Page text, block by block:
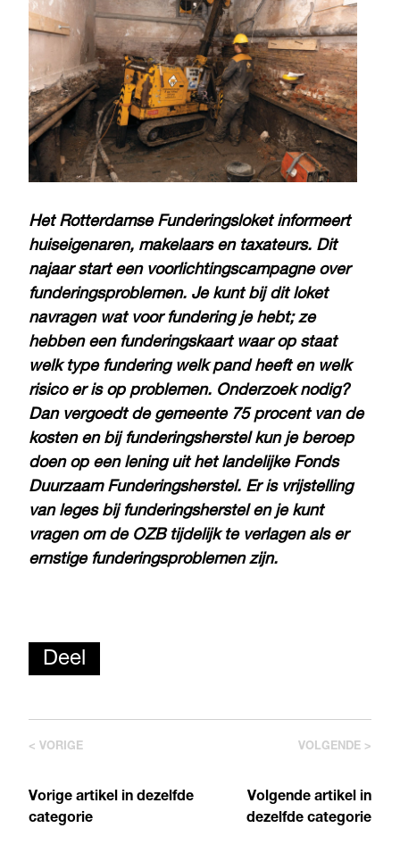
Het Rotterdamse Funderingsloket informeert
huiseigenaren, makelaars en taxateurs. Dit
najaar start een voorlichtingscampagne over
funderingsproblemen. Je kunt bij dit loket
navragen wat voor fundering je hebt; ze
hebben een funderingskaart waar op staat
welk type fundering welk pand heeft en welk
risico er is op problemen. Onderzoek nodig?
Dan vergoedt de gemeente 75 procent van de
kosten en bij funderingsherstel kun je beroep
doen op een lening uit het landelijke Fonds
Duurzaam Funderingsherstel. Er is vrijstelling
van leges bij funderingsherstel en je kunt
vragen om de OZB tijdelijk te verlagen als er
ernstige funderingsproblemen zijn.
Deel
< VORIGE
Vorige artikel in dezelfde
categorie
VOLGENDE >
Volgende artikel in
dezelfde categorie